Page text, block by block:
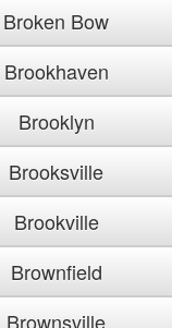
Broken Bow
Brookhaven
Brooklyn
Brooksville
Brookville
Brownfield
Brownsville